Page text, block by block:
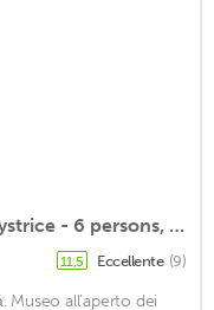
Apartment Janová in Valasska Bystrice - 6 persons, 2 bedrooms
11,5 Eccellente (9)
Museo all'aperto dei